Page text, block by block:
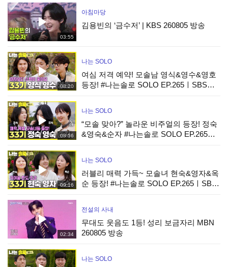
03:55
아침마당
김용빈의 ‘금수저’ | KBS 260805 방송
08:20
나는 SOLO
여심 저격 예약! 모솔남 영식&영수&영호
등장! #나는솔로 SOLO EP.265ㅣSBS
08:56
나는 SOLO
“모솔 맞아?” 놀라운 비주얼의 등장! 정숙
&영숙&순자 #나는솔로 SOLO EP.265ㅣ
09:16
나는 SOLO
러블리 매력 가득~ 모솔녀 현숙&영자&옥
순 등장! #나는솔로 SOLO EP.265ㅣSBS
02:34
전설의 사내
무대도 웃음도 1등! 성리 보금자리 MBN
260805 방송
나는 SOLO